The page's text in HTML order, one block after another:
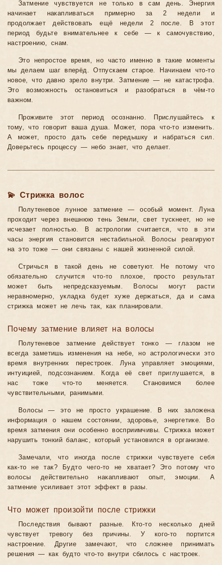
Затмение чувствуется не только в сам день. Энергия
начинает накапливаться примерно за 2 недели и
продолжает действовать ещё недели 2 после. В этот
период будьте внимательнее к себе — к самочувствию,
настроению, снам.
Это непростое время, но часто именно в такие моменты
мы делаем шаг вперёд. Отпускаем старое. Начинаем что-то
новое, что давно зрело внутри. Затмение — не катастрофа.
Это возможность остановиться и разобраться в чём-то
важном.
Проживите этот период осознанно. Прислушайтесь к
тому, что говорит ваша душа. Может, пора что-то изменить.
А может, просто дать себе передышку и набраться сил.
Доверьтесь процессу — небо знает, что делает.
💫 Стрижка волос
Полутеневое лунное затмение — особый момент. Луна
проходит через внешнюю тень Земли, свет тускнеет, но не
исчезает полностью. В астрологии считается, что в эти
часы энергия становится нестабильной. Волосы реагируют
на это тоже — они связаны с нашей жизненной силой.
Стричься в такой день не советуют. Не потому что
обязательно случится что-то плохое, просто результат
может быть непредсказуемым. Волосы могут расти
неравномерно, укладка будет хуже держаться, да и сама
стрижка может не лечь так, как планировали.
Почему затмение влияет на волосы
Полутеневое затмение действует тонко — глазом не
всегда заметишь изменения на небе, но астрологически это
время внутренних перестроек. Луна управляет эмоциями,
интуицией, подсознанием. Когда её свет приглушается, в
нас тоже что-то меняется. Становимся более
чувствительными, ранимыми.
Волосы — это не просто украшение. В них заложена
информация о нашем состоянии, здоровье, энергетике. Во
время затмения они особенно восприимчивы. Стрижка может
нарушить тонкий баланс, который установился в организме.
Замечали, что иногда после стрижки чувствуете себя
как-то не так? Будто чего-то не хватает? Это потому что
волосы действительно накапливают опыт, эмоции. А
затмение усиливает этот эффект в разы.
Что может произойти после стрижки
Последствия бывают разные. Кто-то несколько дней
чувствует тревогу без причины. У кого-то портится
настроение. Другие замечают, что сложнее принимать
решения — как будто что-то внутри сбилось с настроек.